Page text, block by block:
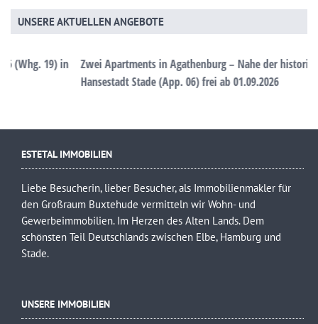
UNSERE AKTUELLEN ANGEBOTE
Zwei Apartments in Agathenburg – Nahe der historischen
Hansestadt Stade (App. 06) frei ab 01.09.2026
ESTETAL IMMOBILIEN
Liebe Besucherin, lieber Besucher, als Immobilienmakler für
den Großraum Buxtehude vermitteln wir Wohn- und
Gewerbeimmobilien. Im Herzen des Alten Lands. Dem
schönsten Teil Deutschlands zwischen Elbe, Hamburg und
Stade.
UNSERE IMMOBILIEN